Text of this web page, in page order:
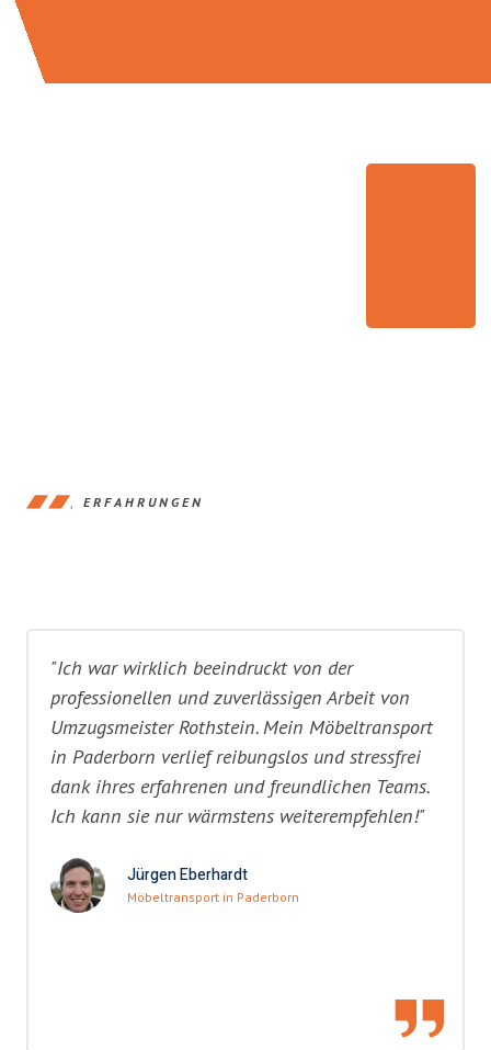
ERFAHRUNGEN
"Ich war wirklich beeindruckt von der
professionellen und zuverlässigen Arbeit von
Umzugsmeister Rothstein. Mein Möbeltransport
in Paderborn verlief reibungslos und stressfrei
dank ihres erfahrenen und freundlichen Teams.
Ich kann sie nur wärmstens weiterempfehlen!"
Jürgen Eberhardt
Möbeltransport in Paderborn